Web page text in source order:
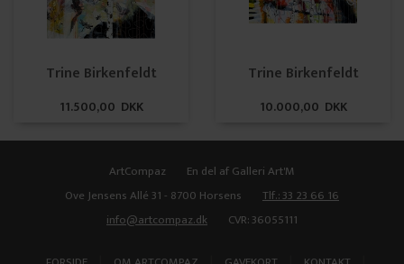
Trine Birkenfeldt
11.500,00 DKK
Trine Birkenfeldt
10.000,00 DKK
ArtCompaz
En del af Galleri Art'M
Ove Jensens Allé 31 - 8700 Horsens
Tlf.: 33 23 66 16
info@artcompaz.dk
CVR: 36055111